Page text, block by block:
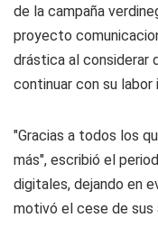
de la campaña
proyecto
drástica al considerar
continuar con su
"Gracias a todos los
más", escribió el
digitales, dejando en
motivó el cese de sus